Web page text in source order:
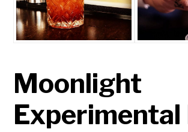
Moonlight
Experimental